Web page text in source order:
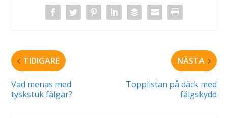
TIDIGARE
Vad menas med
tyskstuk fälgar?
NÄSTA
Topplistan på däck med
fälgskydd